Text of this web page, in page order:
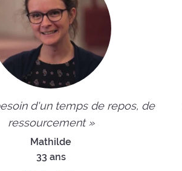
d'un temps de repos, de
ressourcement »
Mathilde
33 ans